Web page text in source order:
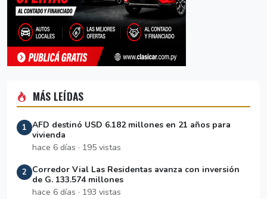
MÁS LEÍDAS
1 AFD destinó USD 6.182 millones en 21 años para
vivienda
hace 6 días · 195 vistas
2
Corredor Vial Las Residentas avanza con inversión
de G. 133.574 millones
hace 6 días · 193 vistas